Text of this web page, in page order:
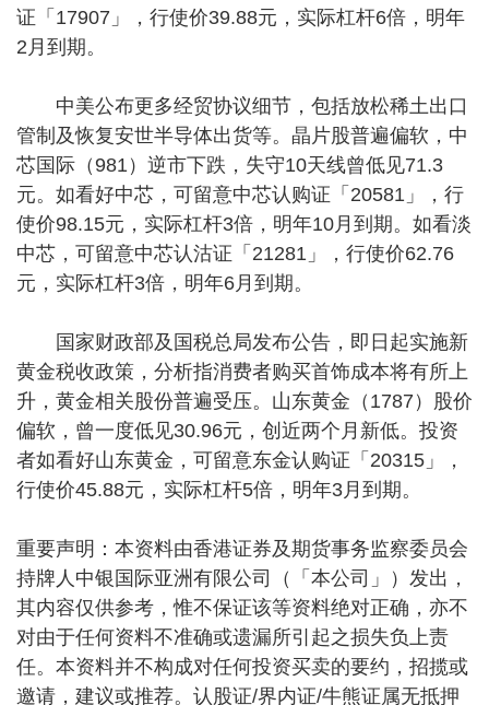
证「17907」，行使价39.88元，实际杠杆6倍，明年
2月到期。
中美公布更多经贸协议细节，包括放松稀土出口
管制及恢复安世半导体出货等。晶片股普遍偏软，中
芯国际（981）逆市下跌，失守10天线曾低见71.3
元。如看好中芯，可留意中芯认购证「20581」，行
使价98.15元，实际杠杆3倍，明年10月到期。如看淡
中芯，可留意中芯认沽证「21281」，行使价62.76
元，实际杠杆3倍，明年6月到期。
国家财政部及国税总局发布公告，即日起实施新
黄金税收政策，分析指消费者购买首饰成本将有所上
升，黄金相关股份普遍受压。山东黄金（1787）股价
偏软，曾一度低见30.96元，创近两个月新低。投资
者如看好山东黄金，可留意东金认购证「20315」，
行使价45.88元，实际杠杆5倍，明年3月到期。
重要声明：本资料由香港证券及期货事务监察委员会
持牌人中银国际亚洲有限公司（「本公司」）发出，
其内容仅供参考，惟不保证该等资料绝对正确，亦不
对由于任何资料不准确或遗漏所引起之损失负上责
任。本资料并不构成对任何投资买卖的要约，招揽或
邀请，建议或推荐。认股证/界内证/牛熊证属无抵押